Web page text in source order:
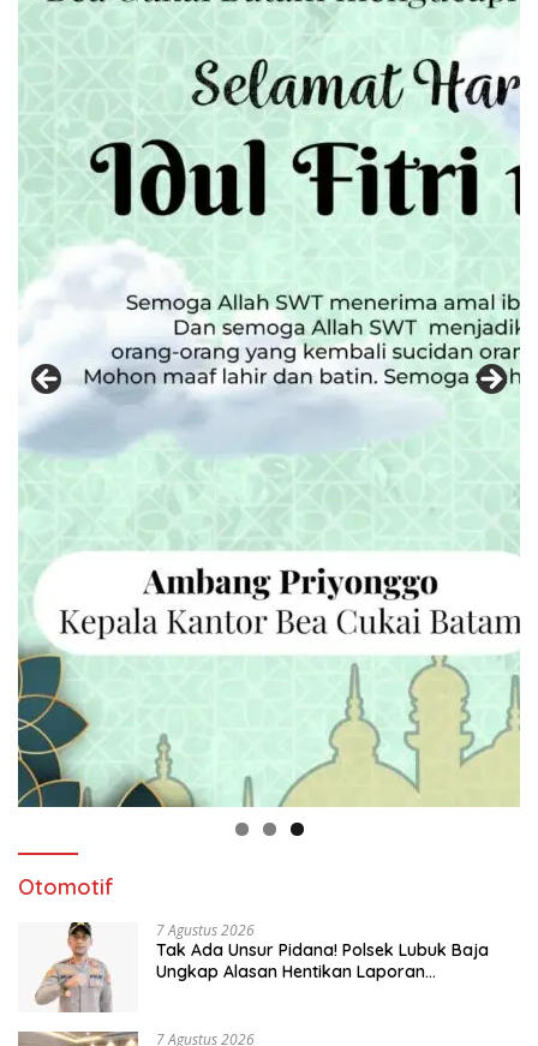
Otomotif
7 Agustus 2026
Tak Ada Unsur Pidana! Polsek Lubuk Baja
Ungkap Alasan Hentikan Laporan
7 Agustus 2026